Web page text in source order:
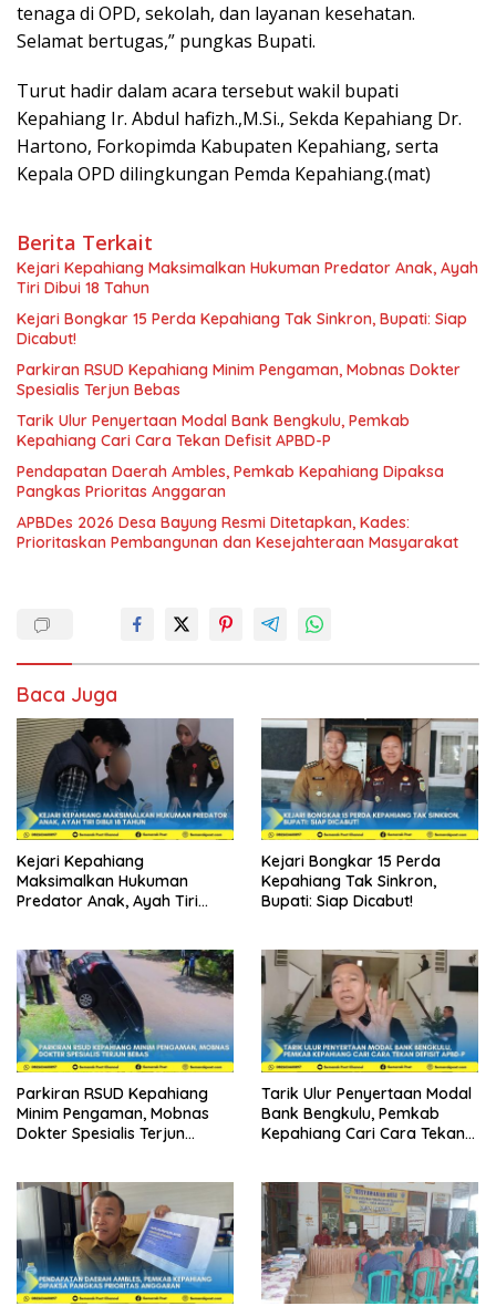
tenaga di OPD, sekolah, dan layanan kesehatan.
Selamat bertugas,” pungkas Bupati.
Turut hadir dalam acara tersebut wakil bupati
Kepahiang Ir. Abdul hafizh.,M.Si., Sekda Kepahiang Dr.
Hartono, Forkopimda Kabupaten Kepahiang, serta
Kepala OPD dilingkungan Pemda Kepahiang.(mat)
Berita Terkait
Kejari Kepahiang Maksimalkan Hukuman Predator Anak, Ayah
Tiri Dibui 18 Tahun
Kejari Bongkar 15 Perda Kepahiang Tak Sinkron, Bupati: Siap
Dicabut!
Parkiran RSUD Kepahiang Minim Pengaman, Mobnas Dokter
Spesialis Terjun Bebas
Tarik Ulur Penyertaan Modal Bank Bengkulu, Pemkab
Kepahiang Cari Cara Tekan Defisit APBD-P
Pendapatan Daerah Ambles, Pemkab Kepahiang Dipaksa
Pangkas Prioritas Anggaran
APBDes 2026 Desa Bayung Resmi Ditetapkan, Kades:
Prioritaskan Pembangunan dan Kesejahteraan Masyarakat
Baca Juga
Kejari Kepahiang
Maksimalkan Hukuman
Predator Anak, Ayah Tiri
Kejari Bongkar 15 Perda
Kepahiang Tak Sinkron,
Bupati: Siap Dicabut!
Parkiran RSUD Kepahiang
Minim Pengaman, Mobnas
Dokter Spesialis Terjun
Tarik Ulur Penyertaan Modal
Bank Bengkulu, Pemkab
Kepahiang Cari Cara Tekan